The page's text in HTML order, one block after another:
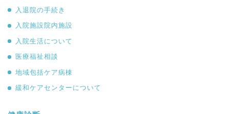
入退院の手続き
入院施設院内施設
入院生活について
医療福祉相談
地域包括ケア病棟
緩和ケアセンターについて